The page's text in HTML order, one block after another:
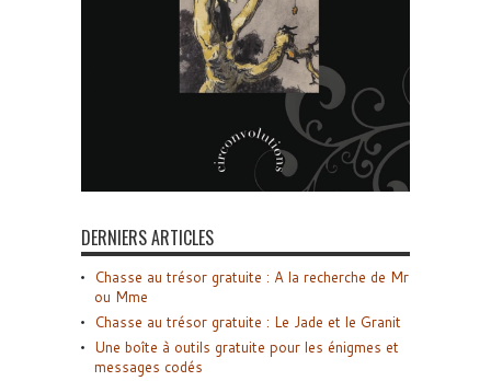
DERNIERS ARTICLES
Chasse au trésor gratuite : A la recherche de Mr
ou Mme
Chasse au trésor gratuite : Le Jade et le Granit
Une boîte à outils gratuite pour les énigmes et
messages codés